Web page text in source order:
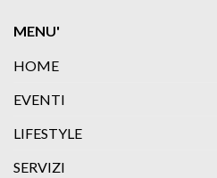
MENU'
HOME
EVENTI
LIFESTYLE
SERVIZI